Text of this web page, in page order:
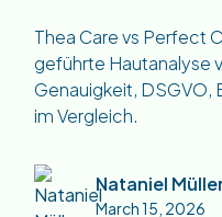
Thea Care vs Perfect
geführte Hautanalyse
Genauigkeit, DSGVO,
im Vergleich.
Nataniel
March 15, 2026